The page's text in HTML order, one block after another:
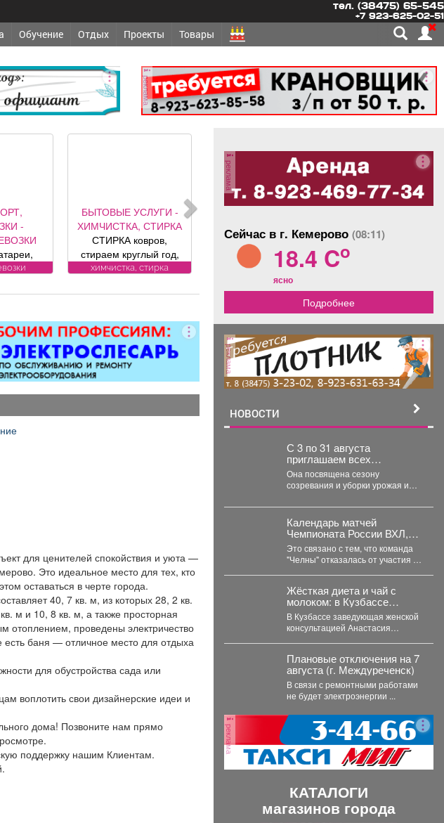
тел. (38475) 65-545
+7 923-625-02-51
Обучение Отдых Проекты Товары
реклама
-
БЫТОВЫЕ УСЛУГИ -
ХИМЧИСТКА, СТИРКА
СТИРКА ковров,
стираем круглый год,
заберем и привезем
Пенсионерам скидка
ковер»).
химчистка, стирка
для ценителей спокойствия и уюта —
Это идеальное место для тех, кто
оставаться в черте города.
40, 7 кв. м, из которых 28, 2 кв.
м и 10, 8 кв. м, а также просторная
проведены электричество
есть баня — отличное место для отдыха
для обустройства сада или
воплотить свои дизайнерские идеи и
дома! Позвоните нам прямо
поддержку нашим Клиентам.
реклама
Сейчас в г. Кемерово (08:11)
18.4 Co
ясно
Подробнее
реклама
НОВОСТИ
С 3 по 31 августа
приглашаем всех
любителей садоводства и
огородничества в
библиотеку «Молодежная»
на книжную выставку «Ваш
Она посвящена сезону
созревания и уборки урожая и
самое...
Календарь матчей
Чемпионата России ВХЛ,
который должен был
появиться сегодня,
опубликуют позднее.
Это связано с тем, что команда
"Челны" отказалась от участия в
Жёсткая диета и чай с
молоком: в Кузбассе
мамам рассказали правду
о грудном вскармливании
В Кузбассе заведующая женской
консультацией Анастасия
...
Плановые отключения на 7
августа (г. Междуреченск)
В связи с ремонтными работами
не будет электроэнергии ...
реклама
КАТАЛОГИ
магазинов города